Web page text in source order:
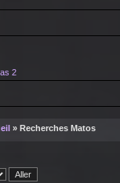
2
» Recherches Matos